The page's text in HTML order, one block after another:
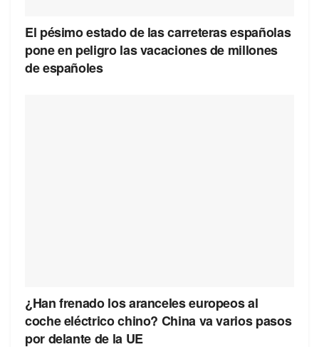
El pésimo estado de las carreteras españolas
pone en peligro las vacaciones de millones
de españoles
¿Han frenado los aranceles europeos al
coche eléctrico chino? China va varios pasos
por delante de la UE